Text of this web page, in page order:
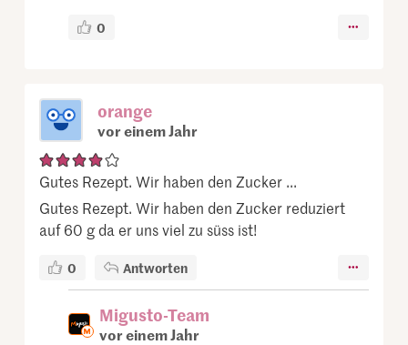
0
orange
vor einem Jahr
Gutes Rezept. Wir haben den Zucker ...
Gutes Rezept. Wir haben den Zucker reduziert
auf 60 g da er uns viel zu süss ist!
0 Antworten
Migusto-Team
vor einem Jahr